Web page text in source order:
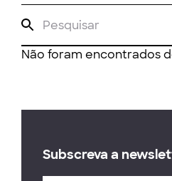
Não foram encontrados
Subscreva a